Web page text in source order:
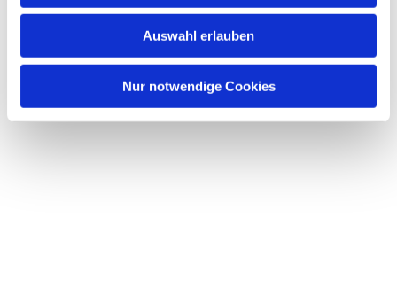
Auswahl erlauben
Nur notwendige Cookies